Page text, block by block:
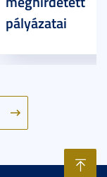
pályázatai